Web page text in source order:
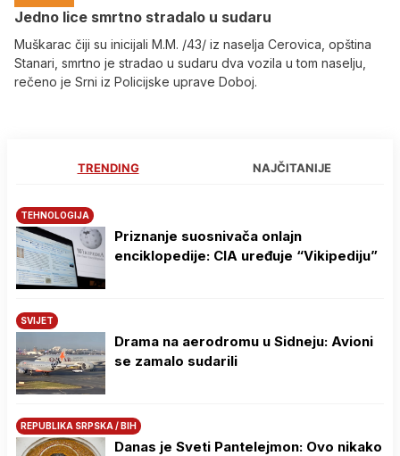
Јedno lice smrtno stradalo u sudaru
Muškarac čiji su inicijali M.M. /43/ iz naselja Cerovica, opština
Stanari, smrtno je stradao u sudaru dva vozila u tom naselju,
rečeno je Srni iz Policijske uprave Doboj.
TRENDING NAJČITANIJE
TEHNOLOGIJA
Priznanje suosnivača onlajn
enciklopedije: CIA uređuje “Vikipediju”
SVIJET
Drama na aerodromu u Sidneju: Avioni
se zamalo sudarili
REPUBLIKA SRPSKA / BIH
Danas je Sveti Pantelejmon: Ovo nikako